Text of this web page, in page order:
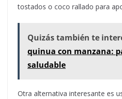
tostados o coco rallado para
Quizás también te
quinua con manzana:
saludable
Otra alternativa interesante es